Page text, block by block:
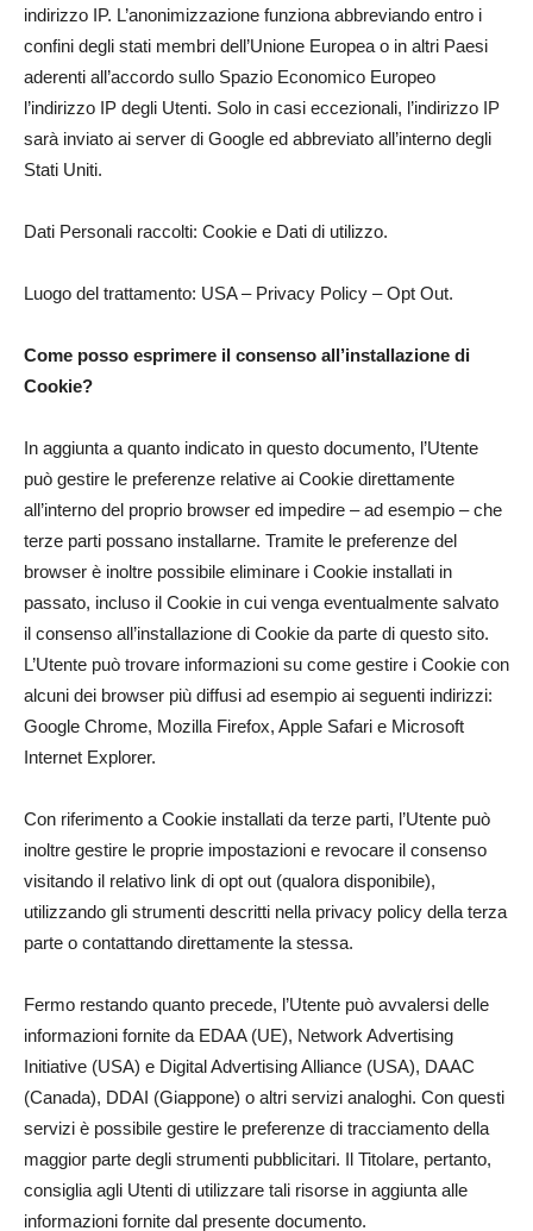
indirizzo IP. L’anonimizzazione funziona abbreviando entro i
confini degli stati membri dell’Unione Europea o in altri Paesi
aderenti all’accordo sullo Spazio Economico Europeo
l’indirizzo IP degli Utenti. Solo in casi eccezionali, l’indirizzo IP
sarà inviato ai server di Google ed abbreviato all’interno degli
Stati Uniti.
Dati Personali raccolti: Cookie e Dati di utilizzo.
Luogo del trattamento: USA – Privacy Policy – Opt Out.
Come posso esprimere il consenso all’installazione di
Cookie?
In aggiunta a quanto indicato in questo documento, l’Utente
può gestire le preferenze relative ai Cookie direttamente
all’interno del proprio browser ed impedire – ad esempio – che
terze parti possano installarne. Tramite le preferenze del
browser è inoltre possibile eliminare i Cookie installati in
passato, incluso il Cookie in cui venga eventualmente salvato
il consenso all’installazione di Cookie da parte di questo sito.
L’Utente può trovare informazioni su come gestire i Cookie con
alcuni dei browser più diffusi ad esempio ai seguenti indirizzi:
Google Chrome, Mozilla Firefox, Apple Safari e Microsoft
Internet Explorer.
Con riferimento a Cookie installati da terze parti, l’Utente può
inoltre gestire le proprie impostazioni e revocare il consenso
visitando il relativo link di opt out (qualora disponibile),
utilizzando gli strumenti descritti nella privacy policy della terza
parte o contattando direttamente la stessa.
Fermo restando quanto precede, l’Utente può avvalersi delle
informazioni fornite da EDAA (UE), Network Advertising
Initiative (USA) e Digital Advertising Alliance (USA), DAAC
(Canada), DDAI (Giappone) o altri servizi analoghi. Con questi
servizi è possibile gestire le preferenze di tracciamento della
maggior parte degli strumenti pubblicitari. Il Titolare, pertanto,
consiglia agli Utenti di utilizzare tali risorse in aggiunta alle
informazioni fornite dal presente documento.